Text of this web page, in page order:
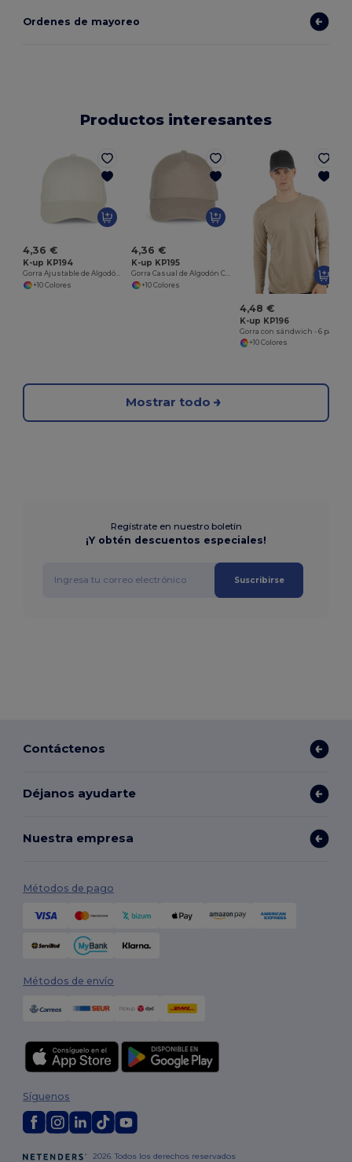
Ordenes de mayoreo
Productos interesantes
4,36 €
K-up KP194
Gorra Ajustable de Algodón Cepillado
+10 Colores
4,36 €
K-up KP195
Gorra Casual de Algodón Cepillado Ajustable
+10 Colores
4,48 €
K-up KP196
+10 Colores
Mostrar todo
Regístrate en nuestro boletín
¡Y obtén descuentos especiales!
Suscribirse
Contáctenos
Déjanos ayudarte
Nuestra empresa
Métodos de pago
Métodos de envío
2026. Todos los derechos reservados
Síguenos